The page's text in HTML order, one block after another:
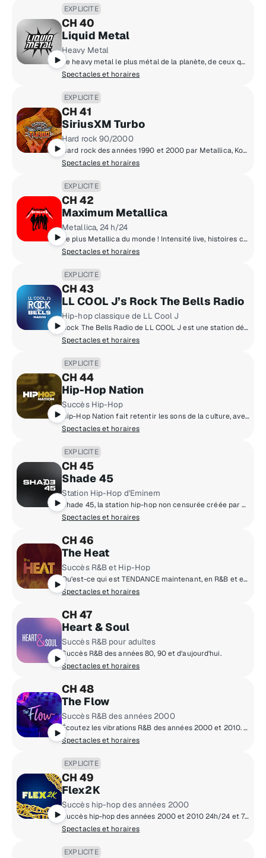
EXPLICITE
CH 40
Liquid Metal
Heavy Metal
Le heavy metal le plus métal de la planète, de ceux qui l'ont créé à ceux qui continuent de le perfectionner aujourd'hui.
Spectacles et horaires
EXPLICITE
CH 41
SiriusXM Turbo
Hard rock 90/2000
Hard rock des années 1990 et 2000 par Metallica, KoRn, Godsmack et d’autres!
Spectacles et horaires
EXPLICITE
CH 42
Maximum Metallica
Metallica, 24 h/24
Le plus Metallica du monde ! Intensité live, histoires crues et feu alimenté par les fans !
Spectacles et horaires
EXPLICITE
CH 43
LL COOL J’s Rock The Bells Radio
Hip-hop classique de LL Cool J
Rock The Bells Radio de LL COOL J est une station dédiée aux amateurs de Hip-Hop qui veulent entendre ce son Hip-Hop classique.
Spectacles et horaires
EXPLICITE
CH 44
Hip-Hop Nation
Succès Hip-Hop
Hip-Hop Nation fait retentir les sons de la culture, avec des succès de Kendrick Lamar, J. Cole, 21 Savage, Drake, Cardi B et +.
Spectacles et horaires
EXPLICITE
CH 45
Shade 45
Station Hip-Hop d'Eminem
Shade 45, la station hip-hop non censurée créée par Eminem.
Spectacles et horaires
CH 46
The Heat
Succès R&B et Hip-Hop
Qu'est-ce qui est TENDANCE maintenant, en R&B et en Hip-Hop? Vous brûlez!
Spectacles et horaires
CH 47
Heart & Soul
Succès R&B pour adultes
Succès R&B des années 80, 90 et d'aujourd'hui.
Spectacles et horaires
CH 48
The Flow
Succès R&B des années 2000
Écoutez les vibrations R&B des années 2000 et 2010. D'Usher à SZA, c'est tous les hits R&B depuis le tournant du millénaire !
Spectacles et horaires
EXPLICITE
CH 49
Flex2K
Succès hip-hop des années 2000
Succès hip-hop des années 2000 et 2010 24h/24 et 7j/7, mettant en vedette certains des plus grands noms du rap.
Spectacles et horaires
EXPLICITE